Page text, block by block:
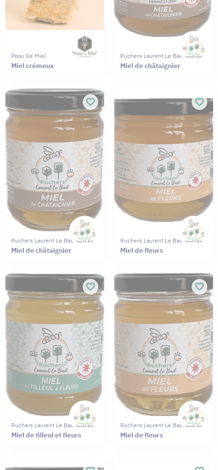
Peau De Miel
Miel crémeux
Ruchers Laurent Le Bail
Miel de châtaignier
Ruchers Laurent Le Bail
Miel de châtaignier
Ruchers Laurent Le Bail
Miel de fleurs
Ruchers Laurent Le Bail
Miel de tilleul et fleurs
Ruchers Laurent Le Bail
Miel de fleurs